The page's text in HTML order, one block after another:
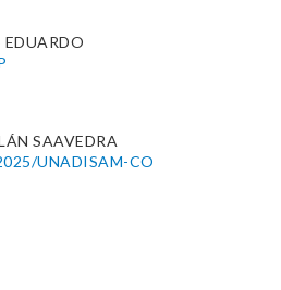
SAAVEDRA
UNADISAM-CO